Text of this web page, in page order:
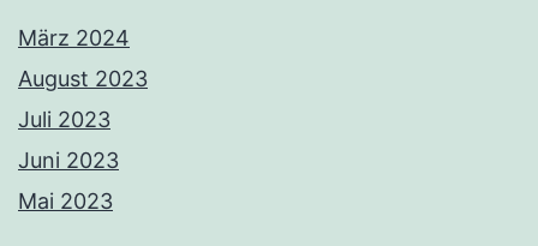
März 2024
August 2023
Juli 2023
Juni 2023
Mai 2023